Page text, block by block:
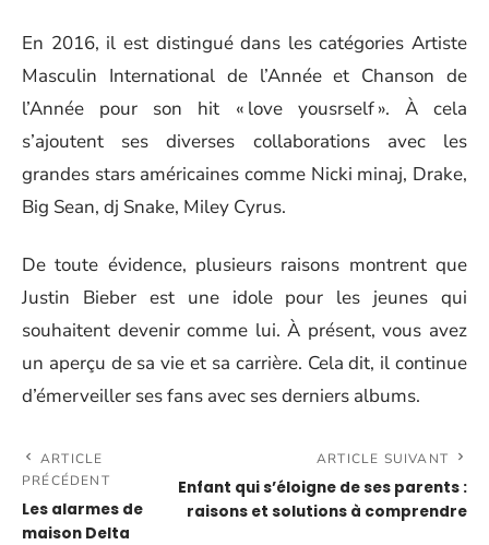
En 2016, il est distingué dans les catégories Artiste
Masculin International de l’Année et Chanson de
l’Année pour son hit « love yousrself ». À cela
s’ajoutent ses diverses collaborations avec les
grandes stars américaines comme Nicki minaj, Drake,
Big Sean, dj Snake, Miley Cyrus.
De toute évidence, plusieurs raisons montrent que
Justin Bieber est une idole pour les jeunes qui
souhaitent devenir comme lui. À présent, vous avez
un aperçu de sa vie et sa carrière. Cela dit, il continue
d’émerveiller ses fans avec ses derniers albums.
ARTICLE
PRÉCÉDENT
Les alarmes de
maison Delta
ARTICLE SUIVANT
Enfant qui s’éloigne de ses parents :
raisons et solutions à comprendre